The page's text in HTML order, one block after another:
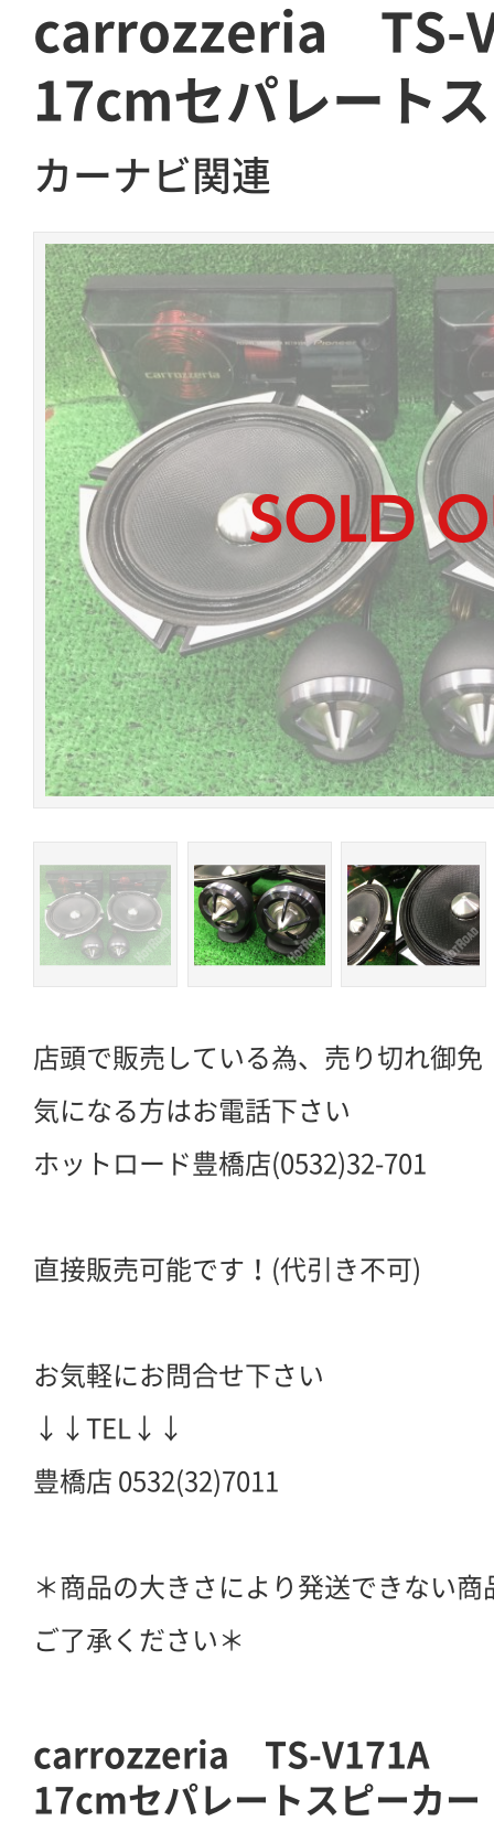
carrozzeria TS-
17cmセパレート
カーナビ関連
店頭で販売している為、売り切れ御免
気になる方はお電話下さい
ホットロード豊橋店(0532)32-701
直接販売可能です！(代引き不可)
お気軽にお問合せ下さい
↓↓TEL↓↓
豊橋店 0532(32)7011
＊商品の大きさにより発送できない商
ご了承ください＊
carrozzeria TS-V171A
17cmセパレートスピーカー